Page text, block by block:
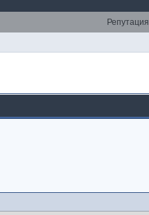
Репутация